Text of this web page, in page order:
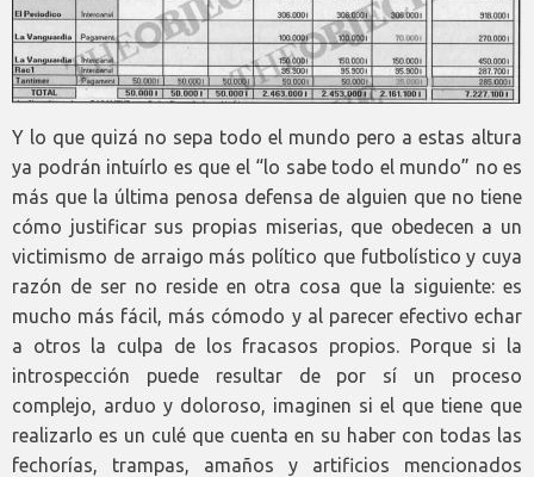
Y lo que quizá no sepa todo el mundo pero a estas altura
ya podrán intuírlo es que el “lo sabe todo el mundo” no es
más que la última penosa defensa de alguien que no tiene
cómo justificar sus propias miserias, que obedecen a un
victimismo de arraigo más político que futbolístico y cuya
razón de ser no reside en otra cosa que la siguiente: es
mucho más fácil, más cómodo y al parecer efectivo echar
a otros la culpa de los fracasos propios. Porque si la
introspección puede resultar de por sí un proceso
complejo, arduo y doloroso, imaginen si el que tiene que
realizarlo es un culé que cuenta en su haber con todas las
fechorías, trampas, amaños y artificios mencionados